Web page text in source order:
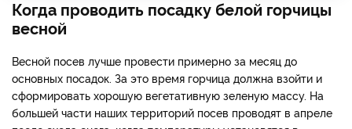
Когда проводить посадку белой горчицы
весной
Весной посев лучше провести примерно за месяц до
основных посадок. За это время горчица должна взойти и
сформировать хорошую вегетативную зеленую массу. На
большей части наших территорий посев проводят в апреле